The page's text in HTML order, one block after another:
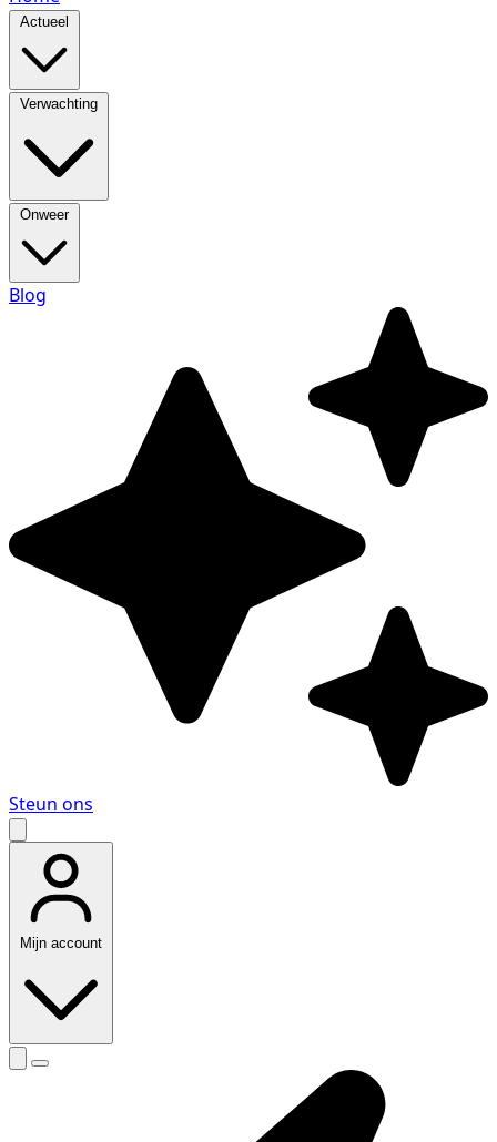
Actueel
Verwachting
Onweer
Blog
Steun ons
Mijn account